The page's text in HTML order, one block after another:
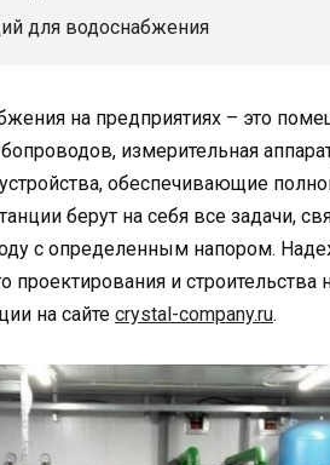
для водоснабжения
на предприятиях – это
измерительная
обеспечивающие
берут на себя все задачи,
с определенным напором.
проектирования и строительства
на сайте crystal-company.ru.